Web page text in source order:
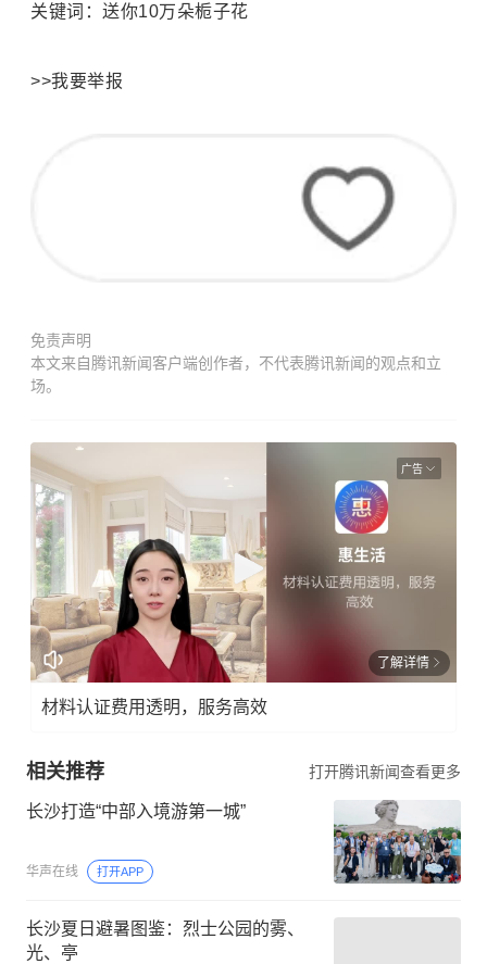
关键词：送你10万朵栀子花
>>我要举报
免责声明
本文来自腾讯新闻客户端创作者，不代表腾讯新闻的观点和立
场。
广告
了解详情
材料认证费用透明，服务高效
相关推荐 打开腾讯新闻查看更多
长沙打造“中部入境游第一城”
华声在线 打开APP
长沙夏日避暑图鉴：烈士公园的雾、
光、亭